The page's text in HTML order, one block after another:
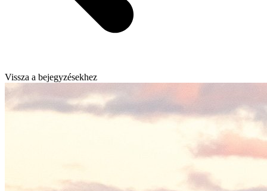
Vissza a bejegyzésekhez